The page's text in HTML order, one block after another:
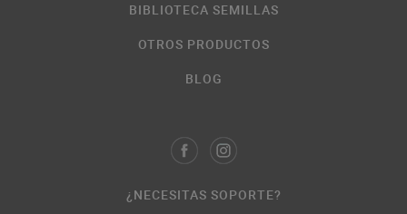
BIBLIOTECA SEMILLAS
OTROS PRODUCTOS
BLOG
¿NECESITAS SOPORTE?